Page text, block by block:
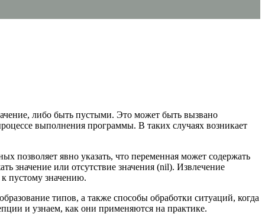
либо быть пустыми. Это может быть вызвано
выполнения программы. В таких случаях возникает
позволяет явно указать, что переменная может содержать
значение или отсутствие значения (nil). Извлечение
пустому значению.
типов, а также способы обработки ситуаций, когда
и узнаем, как они применяются на практике.